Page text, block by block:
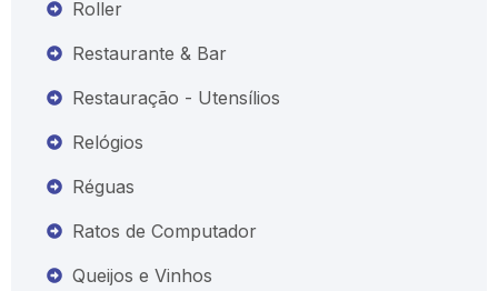
Roller
Restaurante & Bar
Restauração - Utensílios
Relógios
Réguas
Ratos de Computador
Queijos e Vinhos